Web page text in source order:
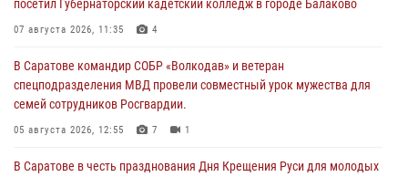
посетил Губернаторский кадетский колледж в городе Балаково
07 августа 2026, 11:35 4
В Саратове командир СОБР «Волкодав» и ветеран
спецподразделения МВД провели совместный урок мужества для
семей сотрудников Росгвардии.
05 августа 2026, 12:55 7 1
В Саратове в честь празднования Дня Крещения Руси для молодых